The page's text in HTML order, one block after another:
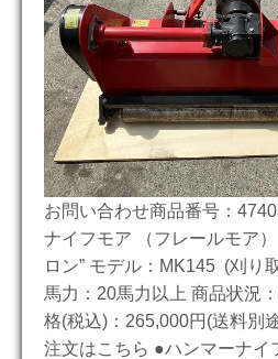
お問い合わせ商品番号：
ナイフモア （フレールモア
ロン” モデル：MK145 (刈
馬力：20馬力以上 商品状況
格(税込)：265,000円(送料別
注文はこちら ●ハンマーナ